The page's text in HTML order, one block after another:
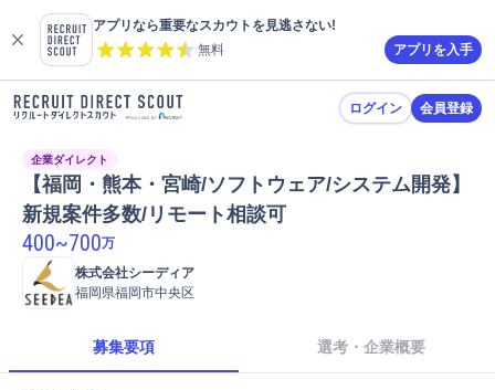
アプリなら重要なスカウトを見逃さない!
無料
アプリを入手
ログイン 会員登録
企業ダイレクト
【福岡・熊本・宮崎/ソフトウェア/システム開発】
新規案件多数/リモート相談可
400~700万
株式会社シーディア
福岡県福岡市中央区
募集要項 選考・企業概要